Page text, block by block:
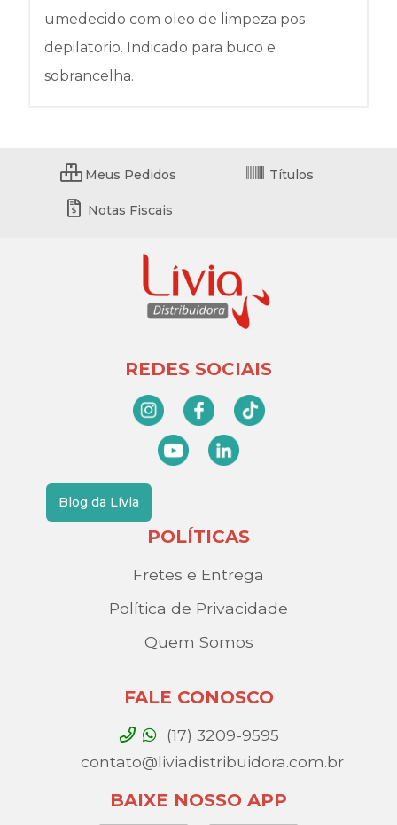
umedecido com oleo de limpeza pos-
depilatorio. Indicado para buco e
sobrancelha.
Meus Pedidos Títulos
Notas Fiscais
REDES SOCIAIS
Blog da Lívia
POLÍTICAS
Fretes e Entrega
Política de Privacidade
Quem Somos
FALE CONOSCO
(17) 3209-9595
contato@liviadistribuidora.com.br
BAIXE NOSSO APP